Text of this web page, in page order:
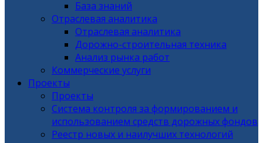
База знаний
Отраслевая аналитика
Отраслевая аналитика
Дорожно-строительная техника
Анализ рынка работ
Коммерческие услуги
Проекты
Проекты
Система контроля за формированием и
использованием средств дорожных фондов
Реестр новых и наилучших технологий